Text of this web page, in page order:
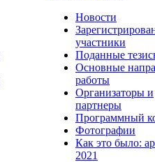
Новости
участники
Поданные
Основные
работы
Организаторы и
партнеры
Программный
Фотографии
Как это было:
2021